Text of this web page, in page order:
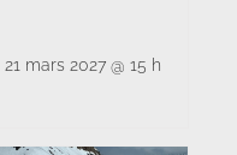
21 mars 2027 @ 15 h